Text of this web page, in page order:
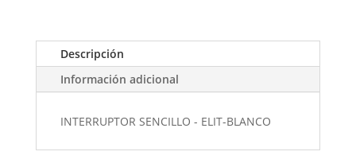
Descripción
Información adicional
INTERRUPTOR SENCILLO - ELIT-BLANCO